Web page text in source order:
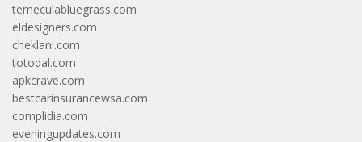
temeculabluegrass.com
eldesigners.com
cheklani.com
totodal.com
apkcrave.com
bestcarinsurancewsa.com
complidia.com
eveningupdates.com